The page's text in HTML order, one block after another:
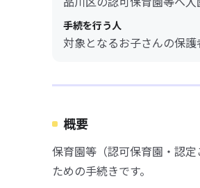
手続を行う人
対象となるお子さんの保護
概要
保育園等（認可保育園・認
ための手続きです。